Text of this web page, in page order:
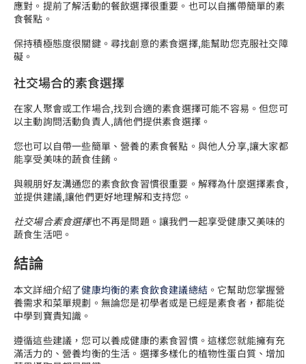
應對。提前了解活動的餐飲選擇很重要。也可以自攜帶簡單的素
食餐點。
保持積極態度很關鍵。尋找創意的素食選擇,能幫助您克服社交障
礙。
社交場合的素食選擇
在家人聚會或工作場合,找到合適的素食選擇可能不容易。但您可
以主動詢問活動負責人,請他們提供素食選擇。
您也可以自帶一些簡單、營養的素食餐點。與他人分享,讓大家都
能享受美味的蔬食佳餚。
與親朋好友溝通您的素食飲食習慣很重要。解釋為什麼選擇素食,
並提供建議,讓他們更好地理解和支持您。
社交場合素食選擇也不再是問題。讓我們一起享受健康又美味的
蔬食生活吧。
結論
本文詳細介紹了健康均衡的素食飲食建議總結 。它幫助您掌握營
養需求和菜單規劃。無論您是初學者或是已經是素食者，都能從
中學到寶貴知識。
遵循這些建議，您可以養成健康的素食習慣。這樣您就能擁有充
滿活力的、營養均衡的生活。選擇多樣化的植物性蛋白質、增加